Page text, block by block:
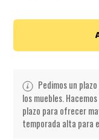
Pedimos un
los muebles.
plazo para ofrecer
temporada alta para